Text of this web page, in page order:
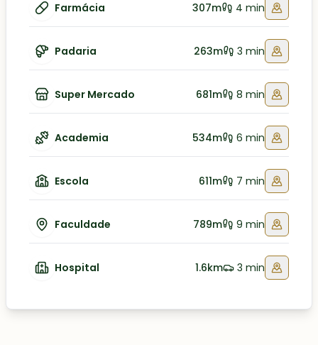
Farmácia 307m 4 min
Padaria 263m 3 min
Super Mercado 681m 8 min
Academia 534m 6 min
Escola 611m 7 min
Faculdade 789m 9 min
Hospital 1.6km 3 min